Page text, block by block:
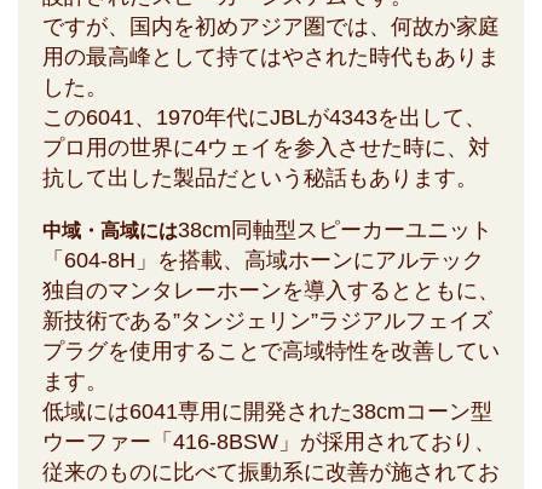
ですが、国内を初めアジア圏では、何故か家庭
用の最高峰として持てはやされた時代もありま
した。
この6041、1970年代にJBLが4343を出して、
プロ用の世界に4ウェイを参入させた時に、対
抗して出した製品だという秘話もあります。
中域・高域には38cm同軸型スピーカーユニット
「604-8H」を搭載、高域ホーンにアルテック
独自のマンタレーホーンを導入するとともに、
新技術である”タンジェリン”ラジアルフェイズ
プラグを使用することで高域特性を改善してい
ます。
低域には6041専用に開発された38cmコーン型
ウーファー「416-8BSW」が採用されており、
従来のものに比べて振動系に改善が施されてお